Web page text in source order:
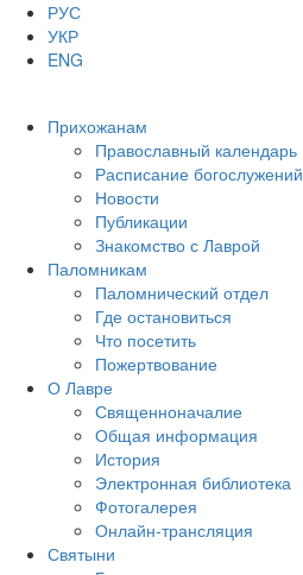
РУС
УКР
ENG
Прихожанам
Православный календарь
Расписание богослужений
Новости
Публикации
Знакомство с Лаврой
Паломникам
Паломнический отдел
Где остановиться
Что посетить
Пожертвование
О Лавре
Священноначалие
Общая информация
История
Электронная библиотека
Фотогалерея
Онлайн-трансляция
Святыни